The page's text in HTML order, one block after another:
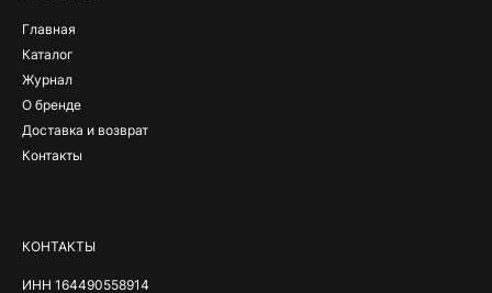
Главная
Каталог
Журнал
О бренде
Доставка и возврат
Контакты
КОНТАКТЫ
ИНН 164490558914